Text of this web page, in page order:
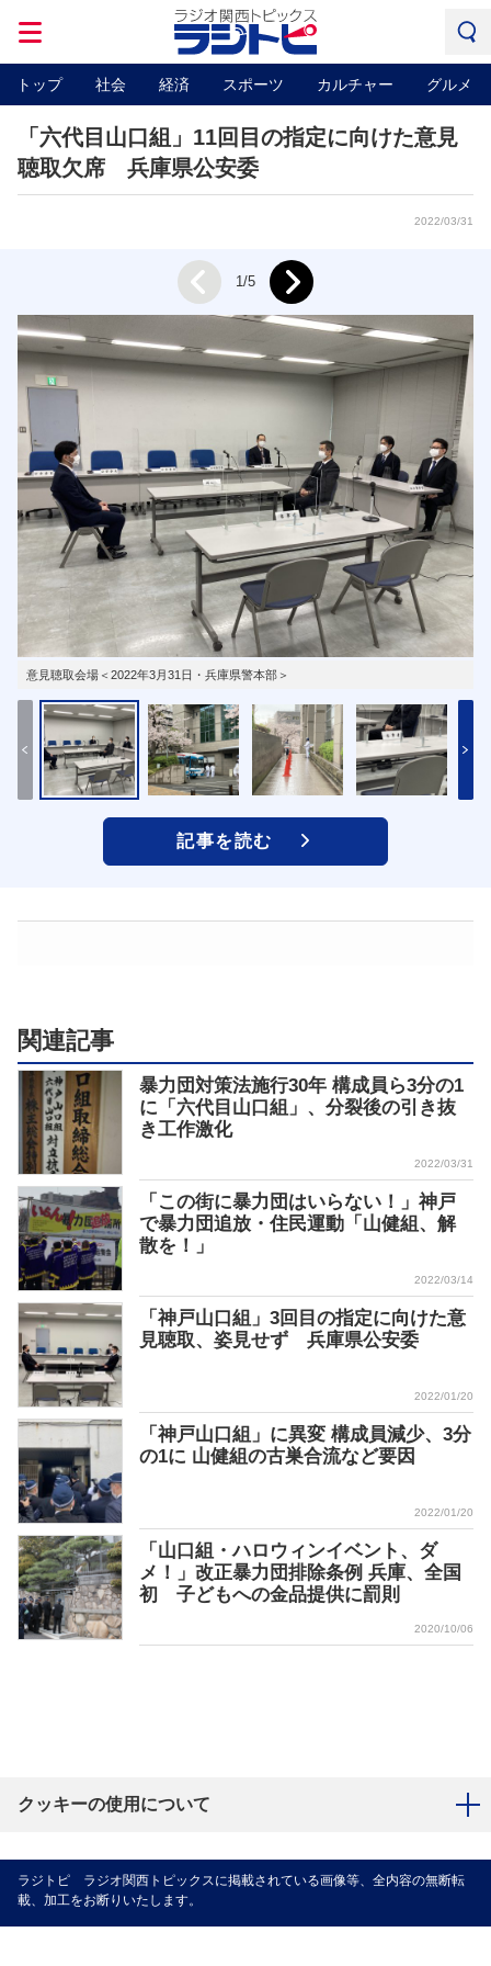
トップ 社会 経済 スポーツ カルチャー グルメ
「六代目山口組」11回目の指定に向けた意見
聴取欠席 兵庫県公安委
2022/03/31
意見聴取会場＜2022年3月31日・兵庫県警本部＞
Prev 1/5 Next
記事を読む
関連記事
暴力団対策法施行30年 構成員ら3分の1
に「六代目山口組」、分裂後の引き抜
き工作激化
2022/03/31
「この街に暴力団はいらない！」神戸
で暴力団追放・住民運動「山健組、解
散を！」
2022/03/14
「神戸山口組」3回目の指定に向けた意
見聴取、姿見せず 兵庫県公安委
2022/01/20
「神戸山口組」に異変 構成員減少、3分
の1に 山健組の古巣合流など要因
2022/01/20
「山口組・ハロウィンイベント、ダ
メ！」改正暴力団排除条例 兵庫、全国
初 子どもへの金品提供に罰則
2020/10/06
クッキーの使用について
ラジトピ ラジオ関西トピックスに掲載されている画像等、全内容の無断転
載、加工をお断りいたします。